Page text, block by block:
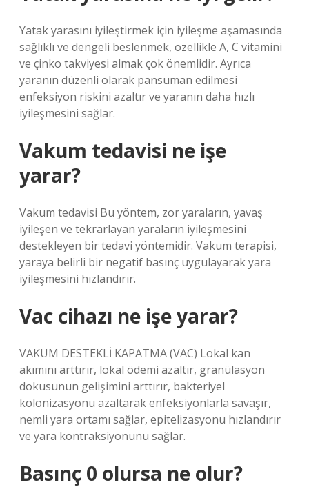
Yatak yarasını iyileştirmek için iyileşme aşamasında
sağlıklı ve dengeli beslenmek, özellikle A, C vitamini
ve çinko takviyesi almak çok önemlidir. Ayrıca
yaranın düzenli olarak pansuman edilmesi
enfeksiyon riskini azaltır ve yaranın daha hızlı
iyileşmesini sağlar.
Vakum tedavisi ne işe
yarar?
Vakum tedavisi Bu yöntem, zor yaraların, yavaş
iyileşen ve tekrarlayan yaraların iyileşmesini
destekleyen bir tedavi yöntemidir. Vakum terapisi,
yaraya belirli bir negatif basınç uygulayarak yara
iyileşmesini hızlandırır.
Vac cihazı ne işe yarar?
VAKUM DESTEKLİ KAPATMA (VAC) Lokal kan
akımını arttırır, lokal ödemi azaltır, granülasyon
dokusunun gelişimini arttırır, bakteriyel
kolonizasyonu azaltarak enfeksiyonlarla savaşır,
nemli yara ortamı sağlar, epitelizasyonu hızlandırır
ve yara kontraksiyonunu sağlar.
Basınç 0 olursa ne olur?